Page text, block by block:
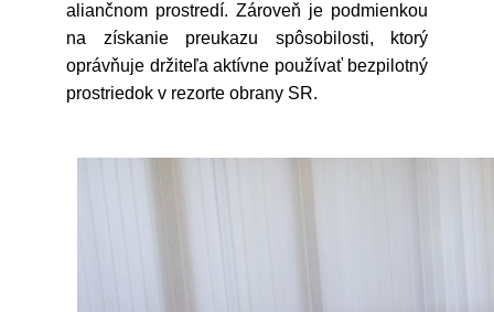
aliančnom prostredí. Zároveň je podmienkou
na získanie preukazu spôsobilosti, ktorý
oprávňuje držiteľa aktívne používať bezpilotný
prostriedok v rezorte obrany SR.